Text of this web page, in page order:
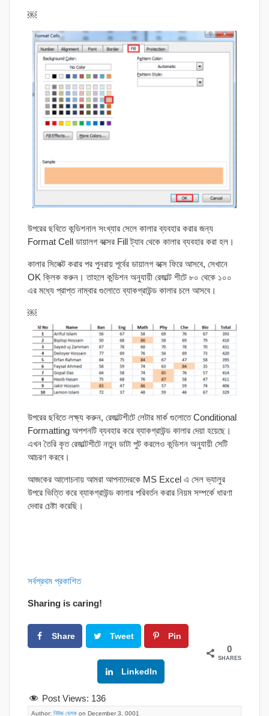
￼
উপরের ছবিতে কন্ডিশনাল সংখ্যার সেলে কালার ব্যবহার করার জন্য
Format Cell ডায়ালগ বক্সের Fill ট্যাব থেকে কালার ব্যবহার করা হল।
কালার সিলেক্ট করার পর পুনরায় পূর্বের ডায়ালগ বক্সে ফিরে আসবে, সেখানে
OK ক্লিক করুন। তাহলে কন্ডিশন অনুযায়ী রেজাল্ট শীটে ৮০ থেকে ১০০
এর মধ্যে প্রাপ্ত নাম্বার গুলোতে ব্যাকগ্রাউন্ড কালার চলে আসবে।
￼
উপরের ছবিতে লক্ষ্য করুন, রেজাল্টশীটে লেটার মার্ক গুলোতে Conditional
Formatting অপশনটি ব্যবহার করে ব্যাকগ্রাউন্ড কালার দেয়া হয়েছে।
এখন তৈরি কৃত রেজাল্টশীটে নতুন ডাটা পুট করলেও কন্ডিশন অনুযায়ী সেটি
আচরণ করবে।
আজকের আলোচনায় আমরা আপনাদেরকে MS Excel এ সেল ভ্যালুর
উপরে ভিত্তি করে ব্যাকগ্রাউন্ড কালার পরিবর্তন করার নিয়ম সম্পর্কে ধারণা
দেবার চেষ্টা করেছি।
সর্বপ্রথম প্রকাশিত
Sharing is caring!
Share Tweet Pin
LinkedIn
0
SHARES
Post Views: 136
Author: নিউজ ডেস্ক on December 3, 0001